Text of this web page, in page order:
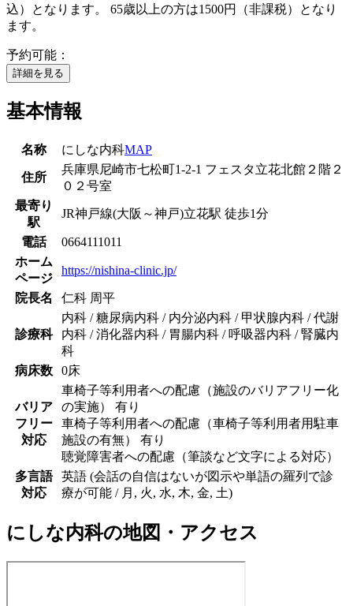
込）となります。 65歳以上の方は1500円（非課税）となり
ます。
予約可能：
詳細を見る
基本情報
名称 にしな内科MAP
住所
兵庫県尼崎市七松町1-2-1 フェスタ立花北館２階２
０２号室
最寄り
駅
JR神戸線(大阪～神戸)立花駅 徒歩1分
電話
0664111011
ホーム
ページ
https://nishina-clinic.jp/
院長名 仁科 周平
診療科
内科 / 糖尿病内科 / 内分泌内科 / 甲状腺内科 / 代謝
内科 / 消化器内科 / 胃腸内科 / 呼吸器内科 / 腎臓内
科
病床数
0床
バリア
フリー
対応
車椅子等利用者への配慮（施設のバリアフリー化
の実施） 有り
車椅子等利用者への配慮（車椅子等利用者用駐車
施設の有無） 有り
聴覚障害者への配慮（筆談など文字による対応）
多言語
対応
英語 (会話の自信はないが図示や単語の羅列で診
療が可能 / 月, 火, 水, 木, 金, 土)
にしな内科の地図・アクセス